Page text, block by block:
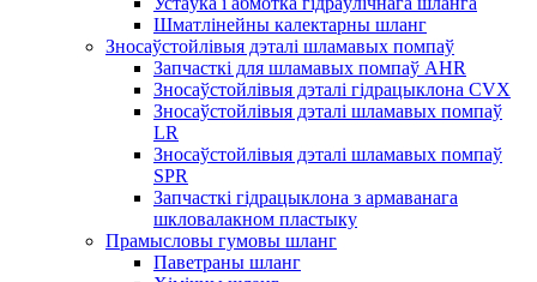
Шматлінейны калектарны шланг
Зносаўстойлівыя дэталі шламавых помпаў
Запчасткі для шламавых помпаў AHR
Зносаўстойлівыя дэталі гідрацыклона CVX
Зносаўстойлівыя дэталі шламавых помпаў
LR
Зносаўстойлівыя дэталі шламавых помпаў
SPR
Запчасткі гідрацыклона з армаванага
шкловалакном пластыку
Прамысловы гумовы шланг
Паветраны шланг